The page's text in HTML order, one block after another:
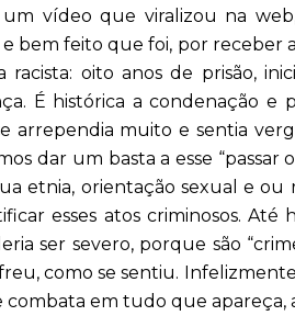
um vídeo que viralizou na
bem feito que foi, por receber
racista: oito anos de prisão,
É histórica a condenação
arrependia muito e sentia
dar um basta a esse
etnia, orientação sexual e
esses atos criminosos.
ser severo, porque são
como se sentiu.
combata em tudo que apareça,